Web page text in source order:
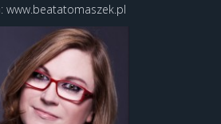
www.beatatomaszek.pl